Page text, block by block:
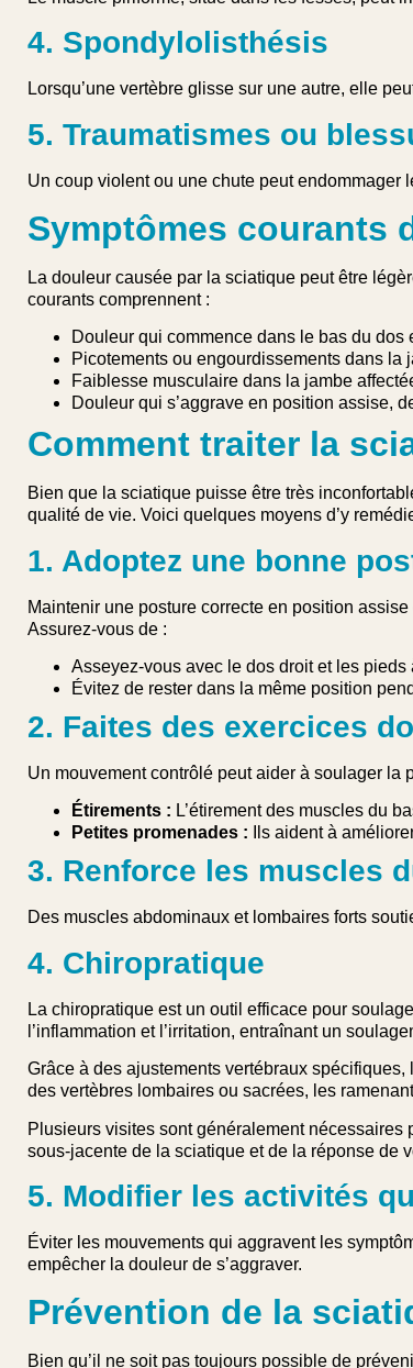
4. Spondylolisthésis
Lorsqu’une vertèbre glisse sur une autre, elle
5. Traumatismes ou
Un coup violent ou une chute peut endommager
Symptômes courants
La douleur causée par la sciatique peut être
courants comprennent :
Douleur qui commence dans le bas du dos
Picotements ou engourdissements dans la
Faiblesse musculaire dans la jambe
Douleur qui s’aggrave en position assise,
Comment traiter la
Bien que la sciatique puisse être très
qualité de vie. Voici quelques moyens d’y
1. Adoptez une bonne
Maintenir une posture correcte en position
Assurez-vous de :
Asseyez-vous avec le dos droit et les pieds
Évitez de rester dans la même position
2. Faites des exercices
Un mouvement contrôlé peut aider à soulager la
Étirements : L’étirement des muscles du
Petites promenades : Ils aident à
3. Renforce les muscles
Des muscles abdominaux et lombaires forts
4. Chiropratique
La chiropratique est un outil efficace pour
l’inflammation et l’irritation, entraînant un
Grâce à des ajustements vertébraux
des vertèbres lombaires ou sacrées, les
Plusieurs visites sont généralement
sous-jacente de la sciatique et de la réponse de
5. Modifier les activités
Éviter les mouvements qui aggravent les
empêcher la douleur de s’aggraver.
Prévention de la
Bien qu’il ne soit pas toujours possible de